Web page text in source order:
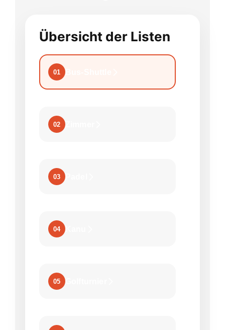
Übersicht der Listen
01
02
03
04
05